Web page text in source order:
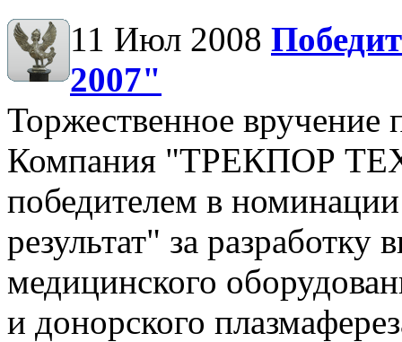
11 Июл 2008
2007"
Торжественное вручение
Компания "ТРЕКПОР
победителем в
результат" за разработку
медицинского
и донорского